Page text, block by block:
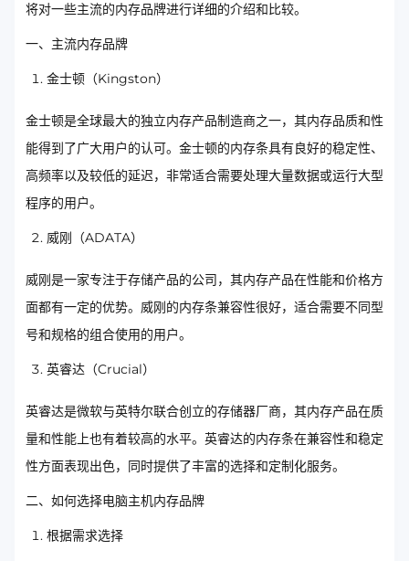
将对一些主流的内存品牌进行详细的介绍和比较。
一、主流内存品牌
金士顿（Kingston）
金士顿是全球最大的独立内存产品制造商之一，其内存品质和性
能得到了广大用户的认可。金士顿的内存条具有良好的稳定性、
高频率以及较低的延迟，非常适合需要处理大量数据或运行大型
程序的用户。
威刚（ADATA）
威刚是一家专注于存储产品的公司，其内存产品在性能和价格方
面都有一定的优势。威刚的内存条兼容性很好，适合需要不同型
号和规格的组合使用的用户。
英睿达（Crucial）
英睿达是微软与英特尔联合创立的存储器厂商，其内存产品在质
量和性能上也有着较高的水平。英睿达的内存条在兼容性和稳定
性方面表现出色，同时提供了丰富的选择和定制化服务。
二、如何选择电脑主机内存品牌
根据需求选择